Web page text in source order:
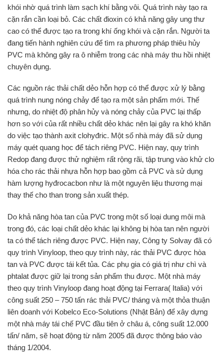
khói nhờ quá trình làm sạch khí bằng vôi. Quá trình này tạo ra
cặn rắn cần loại bỏ. Các chất đioxin có khả năng gây ung thư
cao có thể được tạo ra trong khí ống khói và cặn rắn. Người ta
đang tiến hành nghiên cứu để tìm ra phương pháp thiêu hủy
PVC mà không gây ra ô nhiễm trong các nhà máy thu hồi nhiệt
chuyên dụng.
Các nguồn rác thải chất dẻo hỗn hợp có thể được xử lý bằng
quá trình nung nóng chảy để tạo ra một sản phẩm mới. Thế
nhưng, do nhiệt độ phân hủy và nóng chảy của PVC lại thấp
hơn so với của rất nhiều chất dẻo khác nên lại gây ra khó khăn
do việc tạo thành axit clohyđric. Một số nhà máy đã sử dụng
máy quét quang học để tách riêng PVC. Hiện nay, quy trình
Redop đang được thử nghiệm rất rộng rãi, tập trung vào khử clo
hóa cho rác thải nhựa hỗn hợp bao gồm cả PVC và sử dụng
hàm lượng hyđrocacbon như là một nguyên liệu thương mại
thay thế cho than trong sản xuất thép.
Do khả năng hòa tan của PVC trong một số loại dung môi mà
trong đó, các loại chất dẻo khác lại không bị hòa tan nên người
ta có thể tách riêng được PVC. Hiện nay, Công ty Solvay đã có
quy trình Vinyloop, theo quy trình này, rác thải PVC được hòa
tan và PVC được tái kết tủa. Các phụ gia có giá trị như chì và
phtalat được giữ lại trong sản phẩm thu được. Một nhà máy
theo quy trình Vinyloop đang hoạt động tại Ferrara( Italia) với
công suất 250 – 750 tấn rác thải PVC/ tháng và một thỏa thuận
liên doanh với Kobelco Eco-Solutions (Nhật Bản) để xây dựng
một nhà máy tái chế PVC đầu tiên ở châu á, công suất 12.000
tấn/ năm, sẽ hoạt động từ năm 2005 đã được thông báo vào
tháng 1/2004.